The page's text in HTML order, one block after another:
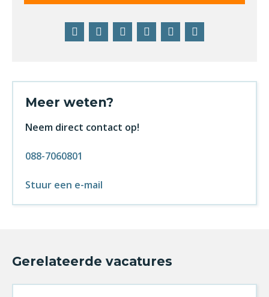
FacebookTwitterLinkedInPinterestWhatsApp
Meer weten?
Neem direct contact op!
088-7060801
Stuur een e-mail
Gerelateerde vacatures